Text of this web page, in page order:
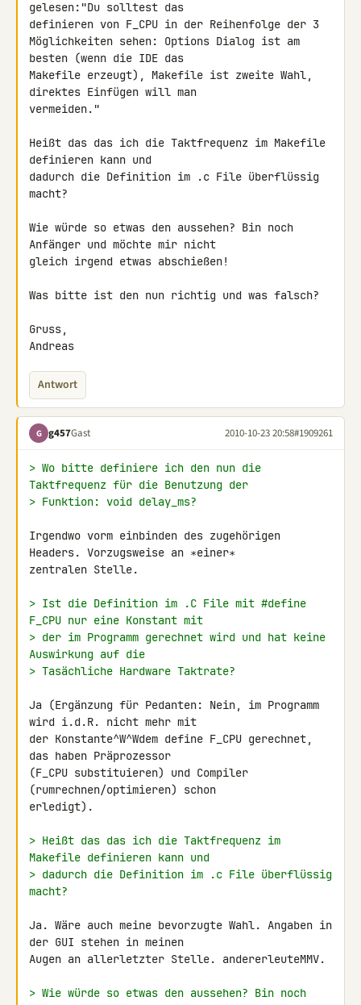
gelesen:"Du solltest das
definieren von F_CPU in der Reihenfolge der 3
Möglichkeiten sehen: Options Dialog ist am
besten (wenn die IDE das
Makefile erzeugt), Makefile ist zweite Wahl,
direktes Einfügen will man
vermeiden."
Heißt das das ich die Taktfrequenz im Makefile
definieren kann und
dadurch die Definition im .c File überflüssig
macht?
Wie würde so etwas den aussehen? Bin noch
Anfänger und möchte mir nicht
gleich irgend etwas abschießen!
Was bitte ist den nun richtig und was falsch?
Gruss,
Andreas
Antwort
G g457Gast 2010-10-23 20:58#1909261
> Wo bitte definiere ich den nun die
Taktfrequenz für die Benutzung der
> Funktion: void delay_ms?
Irgendwo vorm einbinden des zugehörigen
Headers. Vorzugsweise an ∗einer∗
zentralen Stelle.
> Ist die Definition im .C File mit #define
F_CPU nur eine Konstant mit
> der im Programm gerechnet wird und hat keine
Auswirkung auf die
> Tasächliche Hardware Taktrate?
Ja (Ergänzung für Pedanten: Nein, im Programm
wird i.d.R. nicht mehr mit
der Konstante^W^Wdem define F_CPU gerechnet,
das haben Präprozessor
(F_CPU substituieren) und Compiler
(rumrechnen/optimieren) schon
erledigt).
> Heißt das das ich die Taktfrequenz im
Makefile definieren kann und
> dadurch die Definition im .c File überflüssig
macht?
Ja. Wäre auch meine bevorzugte Wahl. Angaben in
der GUI stehen in meinen
Augen an allerletzter Stelle. andererleuteMMV.
> Wie würde so etwas den aussehen? Bin noch